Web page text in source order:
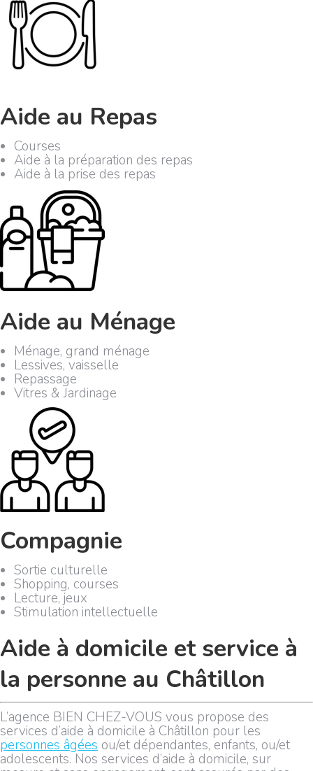
Aide au Repas
Courses
Aide à la préparation des repas
Aide à la prise des repas
Aide au Ménage
Ménage, grand ménage
Lessives, vaisselle
Repassage
Vitres & Jardinage
Compagnie
Sortie culturelle
Shopping, courses
Lecture, jeux
Stimulation intellectuelle
Aide à domicile et service à
la personne au Châtillon
L’agence BIEN CHEZ-VOUS vous propose des
services d’aide à domicile à Châtillon pour les
personnes âgées ou/et dépendantes, enfants, ou/et
adolescents. Nos services d’aide à domicile, sur